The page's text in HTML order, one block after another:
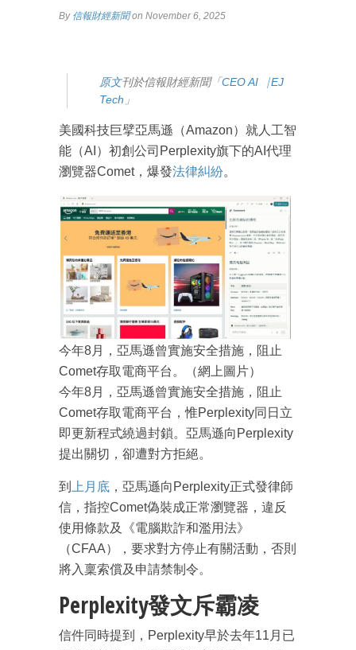
By 信報財經新聞on November 6, 2025
原文刊於信報財經新聞「CEO AI⎹ EJ
Tech 」
美國科技巨擘亞馬遜（Amazon）就人工智
能（AI）初創公司Perplexity旗下的AI代理
瀏覽器Comet，爆發法律糾紛。
今年8月，亞馬遜曾實施安全措施，阻止
Comet存取電商平台。（網上圖片）
今年8月，亞馬遜曾實施安全措施，阻止
Comet存取電商平台，惟Perplexity同日立
即更新程式繞過封鎖。亞馬遜向Perplexity
提出關切，卻遭對方拒絕。
到 上月底 ，亞馬遜向Perplexity正式發律師
信，指控Comet偽裝成正常瀏覽器，違反
使用條款及《電腦欺詐和濫用法》
（CFAA），要求對方停止有關活動，否則
將入稟索償及申請禁制令。
Perplexity發文斥霸凌
信件同時提到，Perplexity早於去年11月已
成為 EJ Tech 會員
箱！